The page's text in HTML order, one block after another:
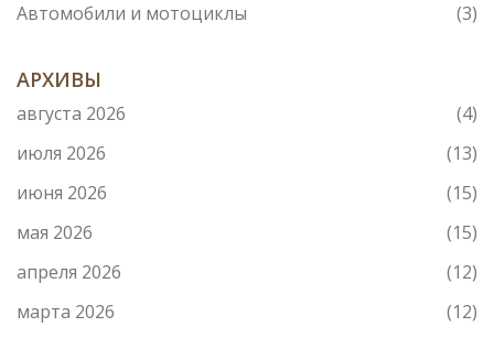
Автомобили и мотоциклы
(3)
АРХИВЫ
августа 2026
(4)
июля 2026
(13)
июня 2026
(15)
мая 2026
(15)
апреля 2026
(12)
марта 2026
(12)